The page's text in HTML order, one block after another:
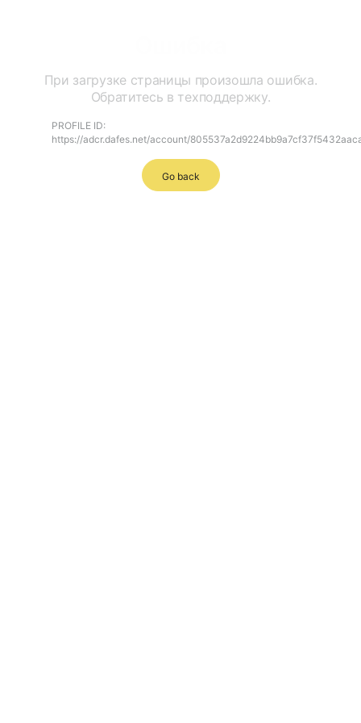
При загрузке страницы произошла ошибка.
Обратитесь в техподдержку.
PROFILE ID:
https://adcr.dafes.net/account/
Go back